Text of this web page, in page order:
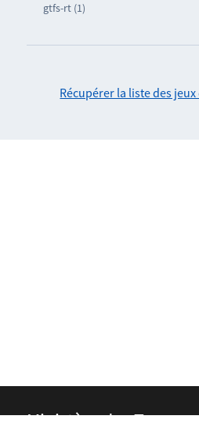
gtfs-rt (1)
Récupérer la liste des
Ministère des